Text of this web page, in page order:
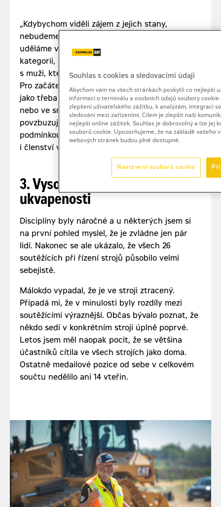
„Kdybychom viděli zájem z jejich stany,
nebudeme se bránit. A kdyby bylo žen víc,
uděláme v rámci soutěže samostatnou
kategorii, aby se ženy nemusely poměřovat
s muži, kteří už mají se soutěžením zkušenost.
Pro začátek klidně připravíme něco lehčího,
jako třeba dovednostní soutěž v minibagru
nebo ve smykem řízeném nakladači,“
povzbuzuje Škopek. „Ale je to v pískovně, takže
podmínkou je strojnický průkaz a samozřejmě
i členství v našem klubu,“ dodává.
3. Vysoká úroveň, ale hodně
ukvapenosti
Disciplíny byly náročné a u některých jsem si
na první pohled myslel, že je zvládne jen pár
lidí. Nakonec se ale ukázalo, že všech 26
soutěžících při řízení strojů působilo velmi
sebejistě.
Málokdo vypadal, že je ve stroji ztracený.
Připadá mi, že v minulosti byly rozdíly mezi
soutěžícími výraznější. Občas bývalo poznat, že
někdo sedí v konkrétním stroji úplně poprvé.
Letos jsem měl naopak pocit, že se většina
účastníků cítila ve všech strojích jako doma.
Ostatně medailové pozice od sebe v celkovém
součtu nedělilo ani 14 vteřin.
Souhlas s cookies a sledovacími údaji
Abychom vám na všech stránkách poskytli co nejlepší
informací o terminálu a osobních údajů soubory
zlepšení uživatelského zážitku, k analýzám, integraci
sledování mezi zařízeními. Cílem je zlepšit naši
nejlepší online zážitek. Souhlas je dobrovolný a lze jej
souborů cookie. Upozorňujeme, že na základě vašeho
webových stránek budou plně dostupné.
Nastavení souborů cookie